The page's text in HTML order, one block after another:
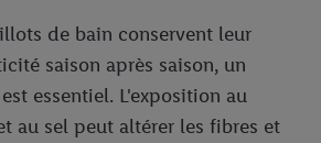
de bain conservent leur
saison après saison, un
essentiel. L'exposition au
au sel peut altérer les fibres et
les impressions ici.